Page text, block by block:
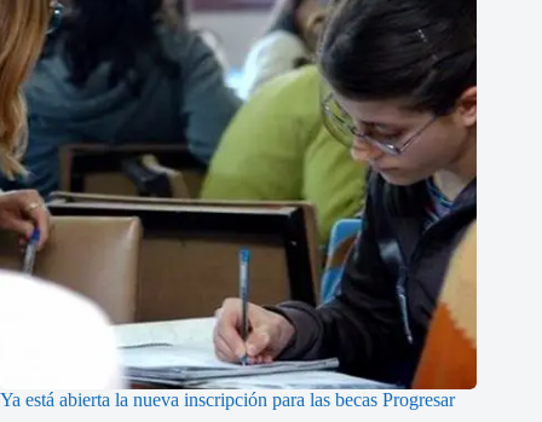
Ya está abierta la nueva inscripción para las becas Progresar